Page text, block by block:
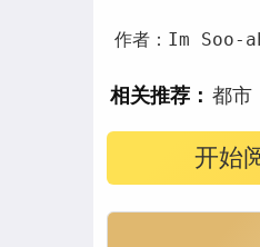
作者：Im Soo-
相关推荐： 都市
开始